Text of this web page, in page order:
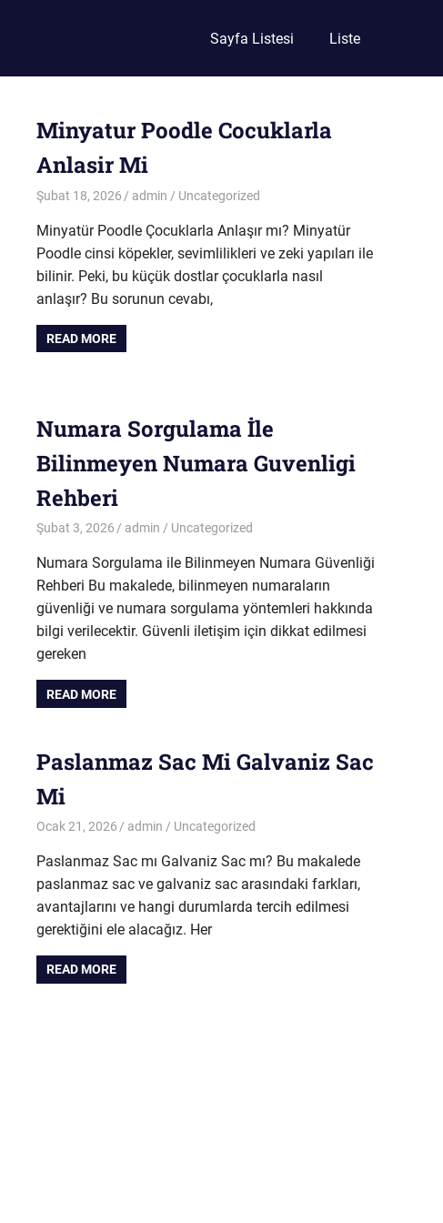
Sayfa Listesi Liste
Minyatur Poodle Cocuklarla
Anlasir Mi
Şubat 18, 2026 admin Uncategorized
Minyatür Poodle Çocuklarla Anlaşır mı? Minyatür
Poodle cinsi köpekler, sevimlilikleri ve zeki yapıları ile
bilinir. Peki, bu küçük dostlar çocuklarla nasıl
anlaşır? Bu sorunun cevabı,
READ MORE
Numara Sorgulama İle
Bilinmeyen Numara Guvenligi
Rehberi
Şubat 3, 2026 admin Uncategorized
Numara Sorgulama ile Bilinmeyen Numara Güvenliği
Rehberi Bu makalede, bilinmeyen numaraların
güvenliği ve numara sorgulama yöntemleri hakkında
bilgi verilecektir. Güvenli iletişim için dikkat edilmesi
gereken
READ MORE
Paslanmaz Sac Mi Galvaniz Sac
Mi
Ocak 21, 2026 admin Uncategorized
Paslanmaz Sac mı Galvaniz Sac mı? Bu makalede
paslanmaz sac ve galvaniz sac arasındaki farkları,
avantajlarını ve hangi durumlarda tercih edilmesi
gerektiğini ele alacağız. Her
READ MORE